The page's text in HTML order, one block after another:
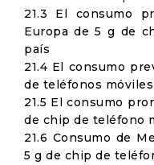
21.3 El consumo
Europa de 5 g de
país
21.4 El consumo
de teléfonos
21.5 El consumo
de chip de teléfono
21.6 Consumo de
5 g de chip de